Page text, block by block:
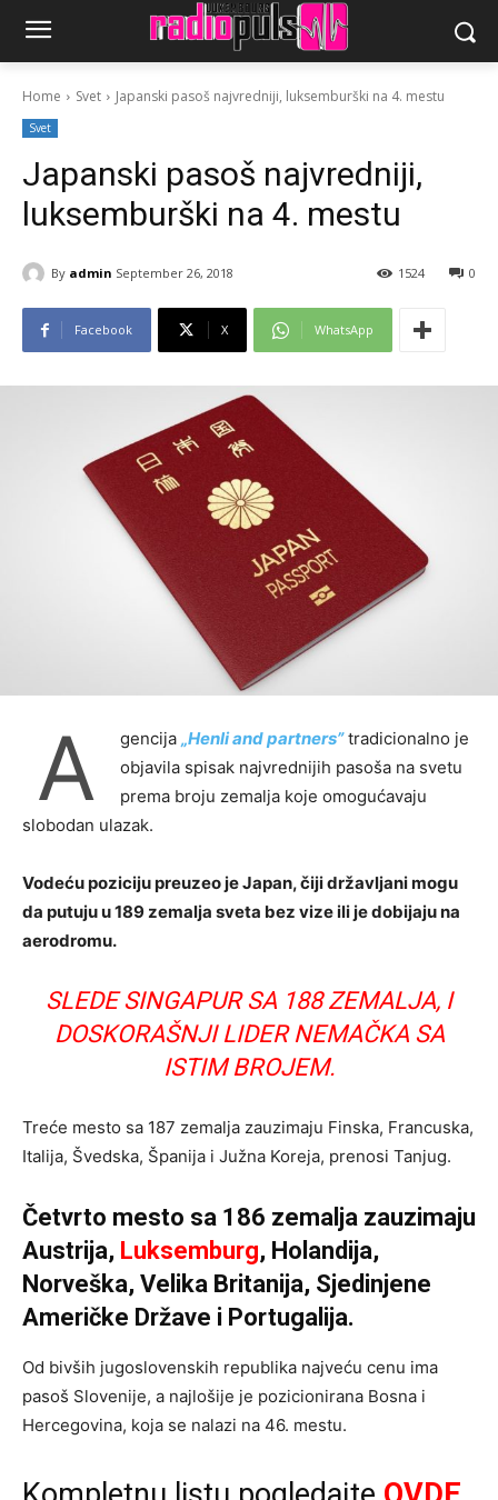
Home Svet Japanski pasoš najvredniji, luksemburški na 4. mestu
Svet
Japanski pasoš najvredniji,
luksemburški na 4. mestu
By admin September 26, 2018 0
1524
Facebook X WhatsApp
A gencija „Henli and partners”tradicionalno je
objavila spisak najvrednijih pasoša na svetu
prema broju zemalja koje omogućavaju
slobodan ulazak.
Vodeću poziciju preuzeo je Japan, čiji državljani mogu
da putuju u 189 zemalja sveta bez vize ili je dobijaju na
aerodromu.
SLEDE SINGAPUR SA 188 ZEMALJA, I
DOSKORAŠNJI LIDER NEMAČKA SA
ISTIM BROJEM.
Treće mesto sa 187 zemalja zauzimaju Finska, Francuska,
Italija, Švedska, Španija i Južna Koreja, prenosi Tanjug.
Četvrto mesto sa 186 zemalja zauzimaju
Austrija, Luksemburg, Holandija,
Norveška, Velika Britanija, Sjedinjene
Američke Države i Portugalija.
Od bivših jugoslovenskih republika najveću cenu ima
pasoš Slovenije, a najlošije je pozicionirana Bosna i
Hercegovina, koja se nalazi na 46. mestu.